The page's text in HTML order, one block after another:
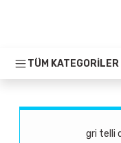
TÜM KATEGORİLER
gri telli